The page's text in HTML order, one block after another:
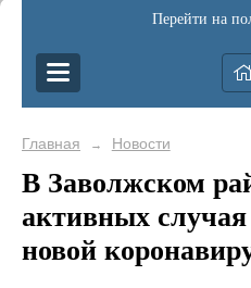
Перейти на
Главная → Новости
В Заволжском
активных
новой